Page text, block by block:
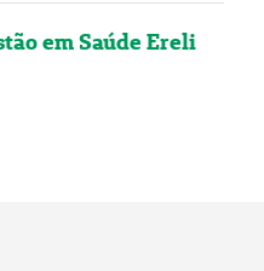
em Saúde Ereli